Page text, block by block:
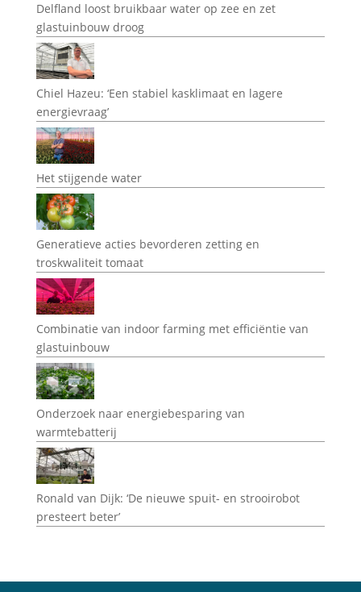
Delfland loost bruikbaar water op zee en zet
glastuinbouw droog
Chiel Hazeu: ‘Een stabiel kasklimaat en lagere
energievraag’
Het stijgende water
Generatieve acties bevorderen zetting en
troskwaliteit tomaat
Combinatie van indoor farming met efficiëntie van
glastuinbouw
Onderzoek naar energiebesparing van
warmtebatterij
Ronald van Dijk: ‘De nieuwe spuit- en strooirobot
presteert beter’